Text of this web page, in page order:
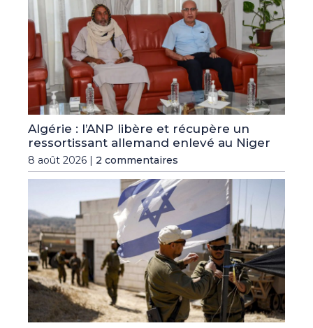
Algérie : l’ANP libère et récupère un
ressortissant allemand enlevé au Niger
8 août 2026 | 2 commentaires